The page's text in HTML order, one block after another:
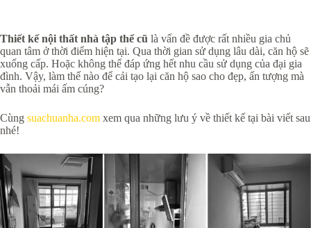
Thiết kế nội thất nhà tập thể cũ là vấn đề được rất nhiều gia chủ
quan tâm ở thời điểm hiện tại. Qua thời gian sử dụng lâu dài, căn hộ sẽ
xuống cấp. Hoặc không thể đáp ứng hết nhu cầu sử dụng của đại gia
đình. Vậy, làm thế nào để cải tạo lại căn hộ sao cho đẹp, ấn tượng mà
vẫn thoải mái ấm cúng?
Cùng suachuanha.com xem qua những lưu ý về thiết kế tại bài viết sau
nhé!